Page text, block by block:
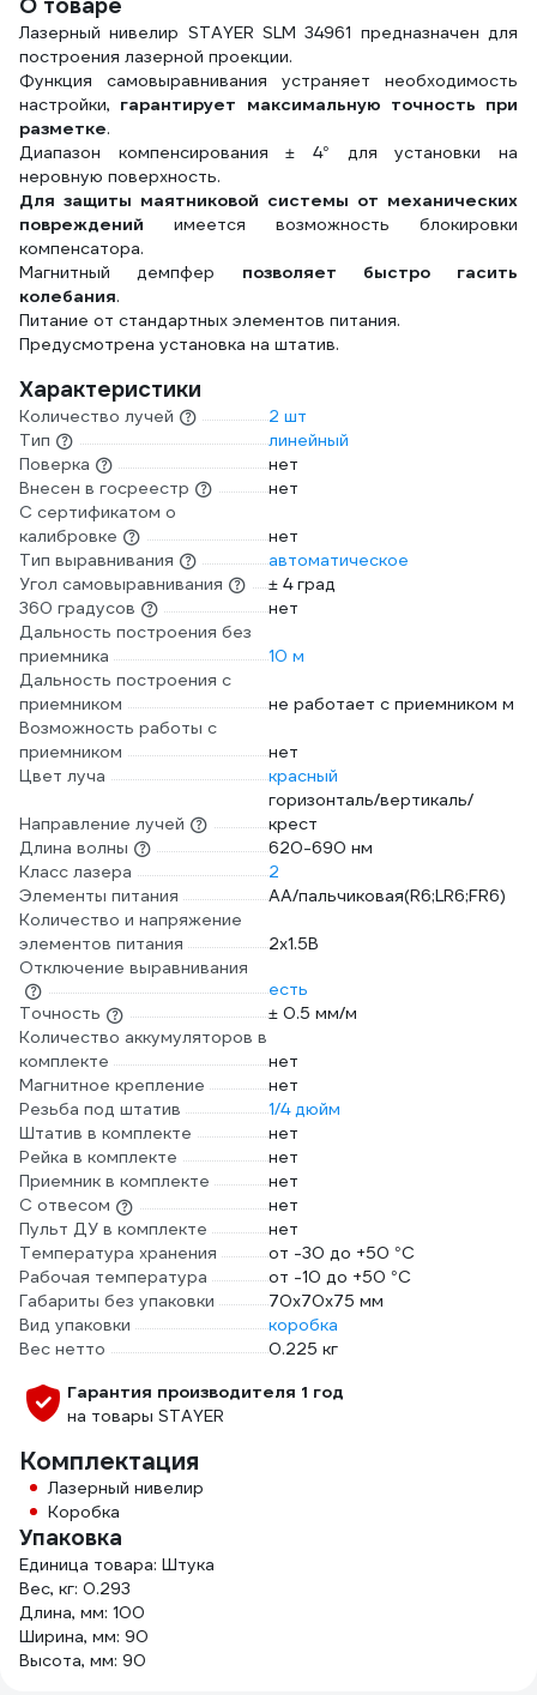
Лазерный нивелир STAYER SLM 34961 предназначен для
построения лазерной проекции.
Функция самовыравнивания устраняет необходимость
настройки, гарантирует максимальную точность при
разметке.
Диапазон компенсирования ± 4° для установки на
неровную поверхность.
Для защиты маятниковой системы от механических
повреждений имеется возможность блокировки
компенсатора.
Магнитный демпфер позволяет быстро гасить
колебания.
Питание от стандартных элементов питания.
Предусмотрена установка на штатив.
Характеристики
Количество лучей
2 шт
Тип
линейный
Поверка
нет
Внесен в госреестр
нет
С сертификатом о
калибровке
нет
Тип выравнивания
автоматическое
Угол самовыравнивания
± 4 град
360 градусов
нет
Дальность построения без
приемника
10 м
Дальность построения с
приемником
не работает с приемником м
Возможность работы с
приемником
нет
Цвет луча
красный
Направление лучей
горизонталь/вертикаль/
крест
Длина волны
620-690 нм
Класс лазера
2
Элементы питания
AA/пальчиковая(R6;LR6;FR6)
Количество и напряжение
элементов питания
2х1.5B
Отключение выравнивания
есть
Точность
± 0.5 мм/м
Количество аккумуляторов в
комплекте
нет
Магнитное крепление
нет
Резьба под штатив
1/4 дюйм
Штатив в комплекте
нет
Рейка в комплекте
нет
Приемник в комплекте
нет
С отвесом
нет
Пульт ДУ в комплекте
нет
Температура хранения
от -30 до +50 °С
Рабочая температура
от -10 до +50 °С
Габариты без упаковки
70х70х75 мм
Вид упаковки
коробка
Вес нетто
0.225 кг
Гарантия производителя 1 год
на товары STAYER
Комплектация
Лазерный нивелир
Коробка
Упаковка
Единица товара: Штука
Вес, кг: 0.293
Длина, мм: 100
Ширина, мм: 90
Высота, мм: 90